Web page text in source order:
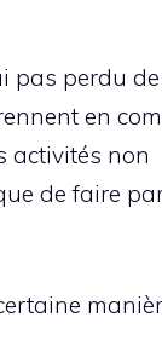
pas perdu
en
activités non
de faire